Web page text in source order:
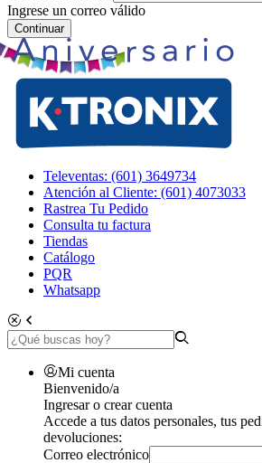
Ingrese un correo válido
Continuar
Televentas: (601) 3649734
Atención al Cliente: (601) 4073033
Rastrea Tu Pedido
Consulta tu factura
Tiendas
Catálogo
PQR
Whatsapp
Mi cuenta
Bienvenido/a
Ingresar o crear cuenta
Accede a tus datos personales, tus
devoluciones:
Correo electrónico